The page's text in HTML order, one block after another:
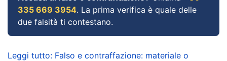
335 669 3954. La prima verifica è quale delle
due falsità ti contestano.
Leggi tutto: Falso e contraffazione: materiale o